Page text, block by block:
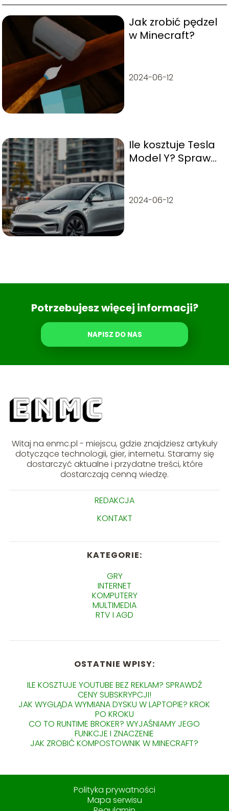
Jak zrobić pędzel
w Minecraft?
2024-06-12
Ile kosztuje Tesla
Model Y? Sprawdź
2024-06-12
Potrzebujesz więcej informacji?
NAPISZ DO NAS
Witaj na enmc.pl - miejscu, gdzie znajdziesz artykuły
dotyczące technologii, gier, internetu. Staramy się
dostarczyć aktualne i przydatne treści, które
dostarczają cenną wiedzę.
REDAKCJA
KONTAKT
KATEGORIE:
GRY
INTERNET
KOMPUTERY
MULTIMEDIA
RTV I AGD
OSTATNIE WPISY:
ILE KOSZTUJE YOUTUBE BEZ REKLAM? SPRAWDŹ
CENY SUBSKRYPCJI!
JAK WYGLĄDA WYMIANA DYSKU W LAPTOPIE? KROK
PO KROKU
CO TO RUNTIME BROKER? WYJAŚNIAMY JEGO
FUNKCJE I ZNACZENIE
JAK ZROBIĆ KOMPOSTOWNIK W MINECRAFT?
Polityka prywatności
Mapa serwisu